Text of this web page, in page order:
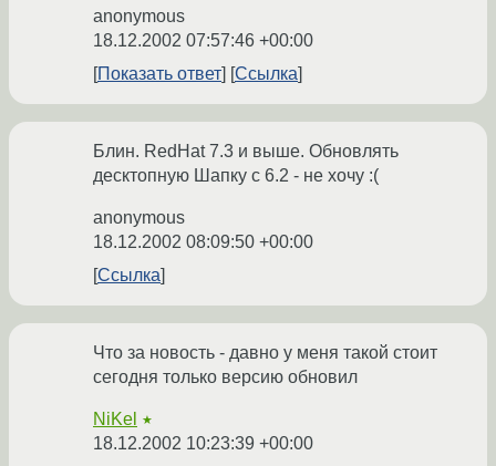
anonymous
18.12.2002 07:57:46 +00:00
Показать ответ
Ссылка
Блин. RedHat 7.3 и выше. Обновлять
десктопную Шапку с 6.2 - не хочу :(
anonymous
18.12.2002 08:09:50 +00:00
Ссылка
Что за новость - давно у меня такой стоит
сегодня только версию обновил
NiKel ★
18.12.2002 10:23:39 +00:00